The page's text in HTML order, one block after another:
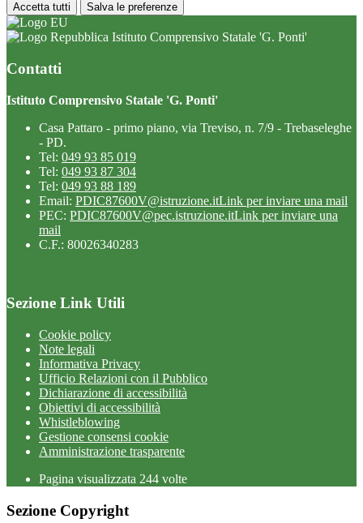
Accetta tutti Salva le preferenze
Istituto Comprensivo Statale 'G. Ponti'
Contatti
Istituto Comprensivo Statale 'G. Ponti'
Casa Pattaro - primo piano, via Treviso, n. 7/9 - Trebaseleghe
- PD.
Tel: 049 93 85 019
Tel: 049 93 87 304
Tel: 049 93 88 189
Email: PDIC87600V@istruzione.itLink per inviare una mail
PEC: PDIC87600V@pec.istruzione.itLink per inviare una
mail
C.F.: 80026340283
Sezione Link Utili
Cookie policy
Note legali
Informativa Privacy
Ufficio Relazioni con il Pubblico
Dichiarazione di accessibilità
Obiettivi di accessibilità
Whistleblowing
Gestione consensi cookie
Amministrazione trasparente
Pagina visualizzata 244 volte
Sezione Copyright